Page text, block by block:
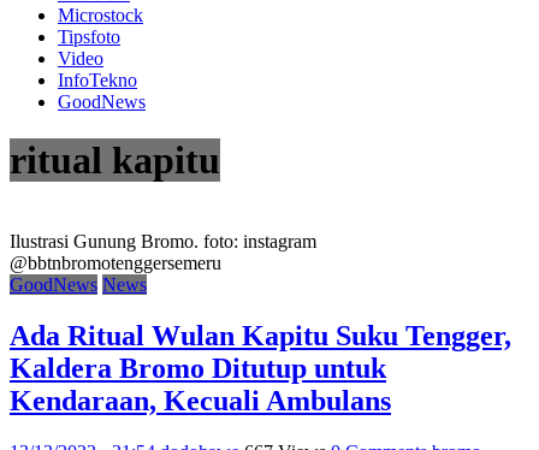
Microstock
Tipsfoto
Video
InfoTekno
GoodNews
ritual kapitu
Ilustrasi Gunung Bromo. foto: instagram
@bbtnbromotenggersemeru
GoodNews News
Ada Ritual Wulan Kapitu Suku Tengger,
Kaldera Bromo Ditutup untuk
Kendaraan, Kecuali Ambulans